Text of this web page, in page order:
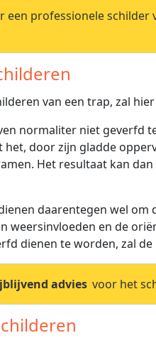
een professionele schilder
van een trap, zal
normaliter niet geverfd
het, door zijn gladde
Het resultaat kan
daarentegen wel om
weersinvloeden en de
dienen te worden, zal
advies voor het